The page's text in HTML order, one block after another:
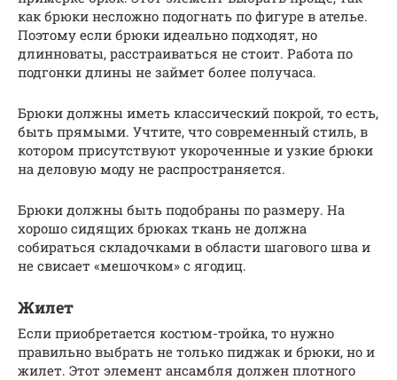
как брюки несложно подогнать по фигуре в ателье.
Поэтому если брюки идеально подходят, но
длинноваты, расстраиваться не стоит. Работа по
подгонки длины не займет более получаса.
Брюки должны иметь классический покрой, то есть,
быть прямыми. Учтите, что современный стиль, в
котором присутствуют укороченные и узкие брюки
на деловую моду не распространяется.
Брюки должны быть подобраны по размеру. На
хорошо сидящих брюках ткань не должна
собираться складочками в области шагового шва и
не свисает «мешочком» с ягодиц.
Жилет
Если приобретается костюм-тройка, то нужно
правильно выбрать не только пиджак и брюки, но и
жилет. Этот элемент ансамбля должен плотного